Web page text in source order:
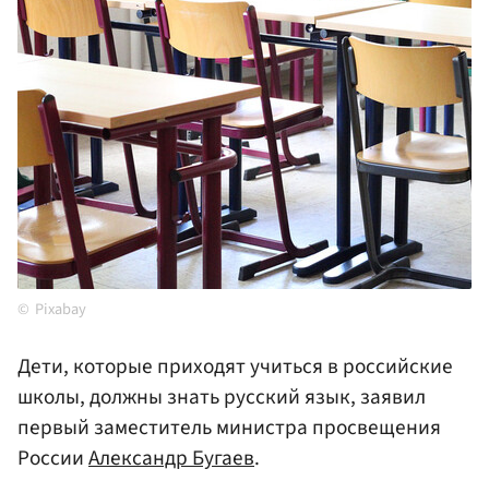
Pixabay
Дети, которые приходят учиться в российские
школы, должны знать русский язык, заявил
первый заместитель министра просвещения
РоссииАлександр Бугаев.